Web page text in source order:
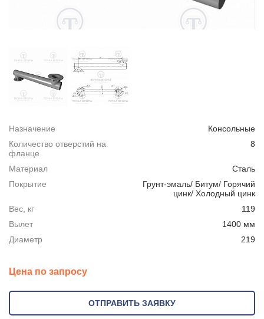
Назначение
Консольные
Количество отверстий на
фланце
8
Материал
Сталь
Покрытие
Грунт-эмаль/ Битум/ Горячий
цинк/ Холодный цинк
Вес, кг
119
Вылет
1400 мм
Диаметр
219
Цена по запросу
ОТПРАВИТЬ ЗАЯВКУ